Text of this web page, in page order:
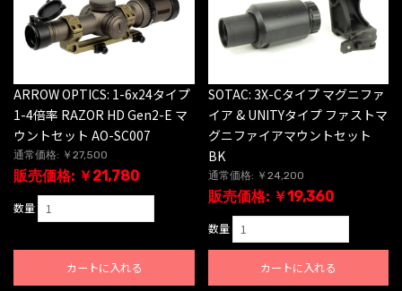
ARROW OPTICS: 1-6x24タイプ
1-4倍率 RAZOR HD Gen2-E マ
ウントセット AO-SC007
通常価格: ￥27,500
販売価格: ￥21,780
数量
カートに入れる
SOTAC: 3X-Cタイプ マグニファ
イア & UNITYタイプ ファストマ
グニファイアマウントセット
BK
通常価格: ￥24,200
販売価格: ￥19,360
数量
カートに入れる